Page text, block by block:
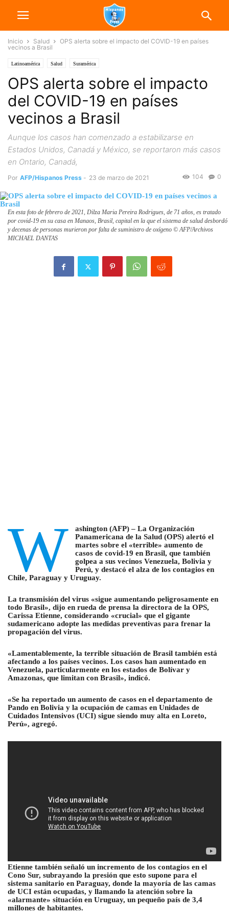
Inicio Salud
OPS alerta sobre el impacto del COVID-19 en países
vecinos a Brasil
Latinoamérica Salud Suramérica
OPS alerta sobre el impacto
del COVID-19 en países
vecinos a Brasil
Aunque los casos han comenzado a estabilizarse en
Estados Unidos, Canadá y México, se reportaron más casos
en Ontario, Canadá,
Por AFP/Hispanos Press - 23 de marzo de 2021 0
104
En esta foto de febrero de 2021, Dilza Maria Pereira Rodrigues, de 71 años, es tratado
por covid-19 en su casa en Manaos, Brasil, capital en la que el sistema de salud desbordó
y decenas de personas murieron por falta de suministro de oxígeno © AFP/Archivos
MICHAEL DANTAS
W
ashington (AFP) – La Organización
Panamericana de la Salud (OPS) alertó el
martes sobre el «terrible» aumento de
casos de covid-19 en Brasil, que también
golpea a sus vecinos Venezuela, Bolivia y
Perú, y destacó el alza de los contagios en
Chile, Paraguay y Uruguay.
La transmisión del virus «sigue aumentando peligrosamente en
todo Brasil», dijo en rueda de prensa la directora de la OPS,
Carissa Etienne, considerando «crucial» que el gigante
sudamericano adopte las medidas preventivas para frenar la
propagación del virus.
«Lamentablemente, la terrible situación de Brasil también está
afectando a los países vecinos. Los casos han aumentado en
Venezuela, particularmente en los estados de Bolívar y
Amazonas, que limitan con Brasil», indicó.
«Se ha reportado un aumento de casos en el departamento de
Pando en Bolivia y la ocupación de camas en Unidades de
Cuidados Intensivos (UCI) sigue siendo muy alta en Loreto,
Perú», agregó.
Etienne también señaló un incremento de los contagios en el
Cono Sur, subrayando la presión que esto supone para el
sistema sanitario en Paraguay, donde la mayoría de las camas
de UCI están ocupadas, y llamando la atención sobre la
«alarmante» situación en Uruguay, un pequeño país de 3,4
millones de habitantes.